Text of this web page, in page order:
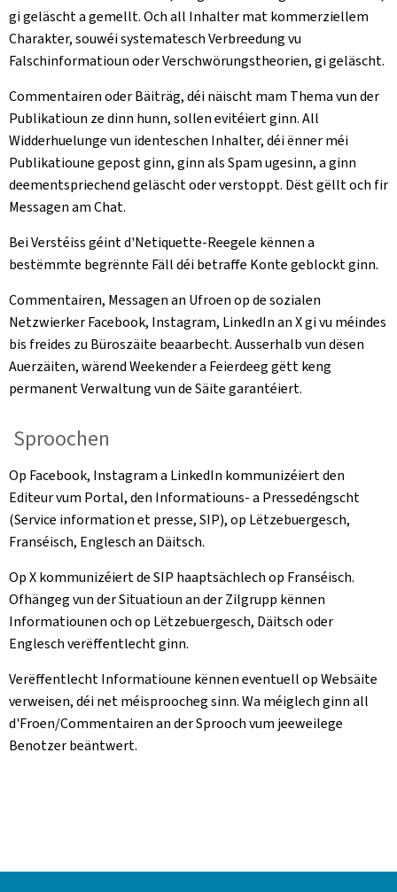
gi geläscht a gemellt. Och all Inhalter mat kommerziellem
Charakter, souwéi systematesch Verbreedung vu
Falschinformatioun oder Verschwörungstheorien, gi geläscht.
Commentairen oder Bäiträg, déi näischt mam Thema vun der
Publikatioun ze dinn hunn, sollen evitéiert ginn. All
Widderhuelunge vun identeschen Inhalter, déi ënner méi
Publikatioune gepost ginn, ginn als Spam ugesinn, a ginn
deementspriechend geläscht oder verstoppt. Dëst gëllt och fir
Messagen am Chat.
Bei Verstéiss géint d'Netiquette-Reegele kënnen a
bestëmmte begrënnte Fäll déi betraffe Konte geblockt ginn.
Commentairen, Messagen an Ufroen op de sozialen
Netzwierker Facebook, Instagram, LinkedIn an X gi vu méindes
bis freides zu Büroszäite beaarbecht. Ausserhalb vun dësen
Auerzäiten, wärend Weekender a Feierdeeg gëtt keng
permanent Verwaltung vun de Säite garantéiert.
Sproochen
Op Facebook, Instagram a LinkedIn kommunizéiert den
Editeur vum Portal, den Informatiouns- a Pressedéngscht
(Service information et presse, SIP), op Lëtzebuergesch,
Franséisch, Englesch an Däitsch.
Op X kommunizéiert de SIP haaptsächlech op Franséisch.
Ofhängeg vun der Situatioun an der Zilgrupp kënnen
Informatiounen och op Lëtzebuergesch, Däitsch oder
Englesch verëffentlecht ginn.
Verëffentlecht Informatioune kënnen eventuell op Websäite
verweisen, déi net méisproocheg sinn. Wa méiglech ginn all
d'Froen/Commentairen an der Sprooch vum jeeweilege
Benotzer beäntwert.